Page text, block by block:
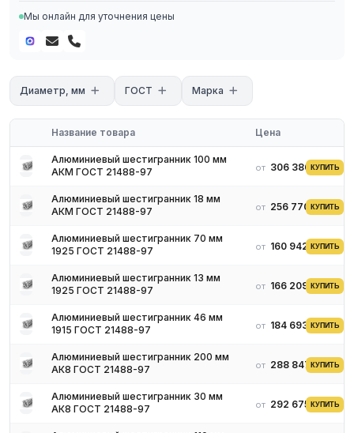
Применение алюминиевых
шестигранников
За счет своих незаменимых качеств шестигранник
используется повсеместно. Его применяют для общего,
прут, в сечении которого расположена правильная
Мы онлайн для уточнения цены
Диаметр, мм ГОСТ Марка
Название товара Цена
Алюминиевый шестигранник 100 мм
АКМ ГОСТ 21488-97
от 306 386 ₽КУПИТЬ
Алюминиевый шестигранник 18 мм
АКМ ГОСТ 21488-97
от 256 770 ₽КУПИТЬ
Алюминиевый шестигранник 70 мм
1925 ГОСТ 21488-97
от 160 942 ₽КУПИТЬ
Алюминиевый шестигранник 13 мм
1925 ГОСТ 21488-97
от 166 209 ₽КУПИТЬ
Алюминиевый шестигранник 46 мм
1915 ГОСТ 21488-97
от 184 693 ₽КУПИТЬ
Алюминиевый шестигранник 200 мм
АК8 ГОСТ 21488-97
от 288 847 ₽КУПИТЬ
Алюминиевый шестигранник 30 мм
АК8 ГОСТ 21488-97
от 292 675 ₽КУПИТЬ